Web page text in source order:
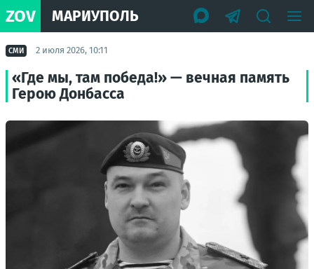
ZOV МАРИУПОЛЬ
СМИ 2 июля 2026, 10:11
«Где мы, там победа!» — вечная память
Герою Донбасса